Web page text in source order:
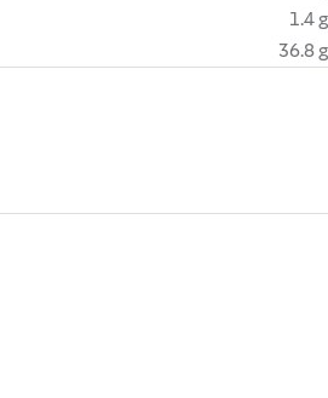
1.4 g
36.8 g